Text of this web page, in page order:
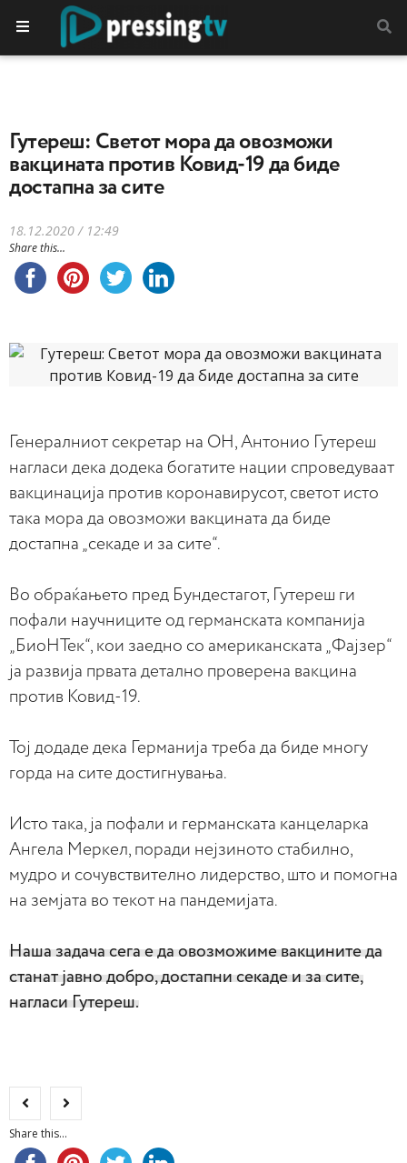
Гутереш: Светот мора да овозможи
вакцината против Ковид-19 да биде
достапна за сите
18.12.2020 / 12:49
Share this...
Генералниот секретар на ОН, Антонио Гутереш
нагласи дека додека богатите нации спроведуваат
вакцинација против коронавирусот, светот исто
така мора да овозможи вакцината да биде
достапна „секаде и за сите“.
Во обраќањето пред Бундестагот, Гутереш ги
пофали научниците од германската компанија
„БиоНТек“, кои заедно со американската „Фајзер“
ја развија првата детално проверена вакцина
против Ковид-19.
Тој додаде дека Германија треба да биде многу
горда на сите достигнувања.
Исто така, ја пофали и германската канцеларка
Ангела Меркел, поради нејзиното стабилно,
мудро и сочувствително лидерство, што и помогна
на земјата во текот на пандемијата.
Наша задача сега е да овозможиме вакцините да
станат јавно добро, достапни секаде и за сите,
нагласи Гутереш.
Share this...